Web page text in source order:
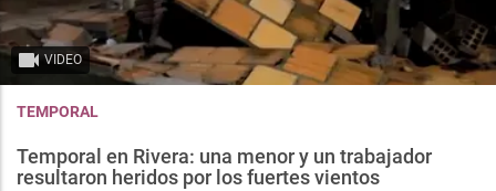
VIDEO
TEMPORAL
Temporal en Rivera: una menor y un trabajador
resultaron heridos por los fuertes vientos